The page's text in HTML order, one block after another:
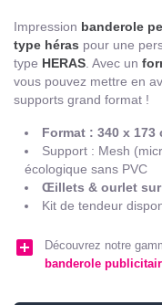
Impression banderole
type héras pour une
type HERAS. Avec un
vous pouvez mettre en
supports grand format !
Format : 340 x 173
Support : Mesh
écologique sans PVC
Œillets & ourlet
Kit de tendeur
add_box Découvrez notre
banderole